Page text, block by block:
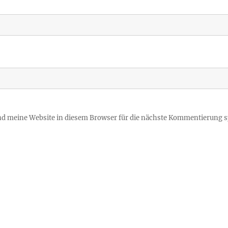
meine Website in diesem Browser für die nächste Kommentierung